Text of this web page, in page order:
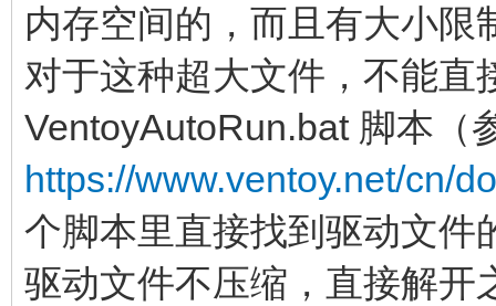
内存空间的，而且有大小限
对于这种超大文件，不能直
VentoyAutoRun.bat 脚本（
https://www.ventoy.net/cn/
个脚本里直接找到驱动文件
驱动文件不压缩，直接解开